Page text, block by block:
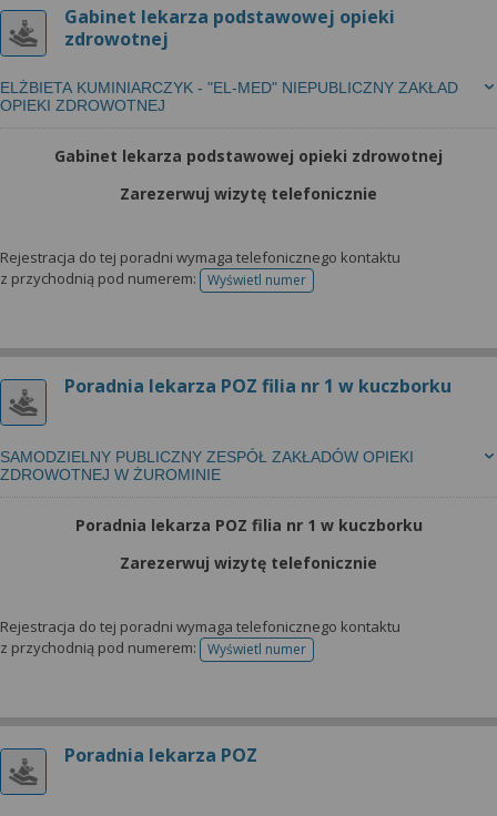
Gabinet lekarza podstawowej opieki
zdrowotnej
ELŻBIETA KUMINIARCZYK - "EL-MED" NIEPUBLICZNY ZAKŁAD
OPIEKI ZDROWOTNEJ
Gabinet lekarza podstawowej opieki zdrowotnej
Zarezerwuj wizytę telefonicznie
Rejestracja do tej poradni wymaga telefonicznego kontaktu
z przychodnią pod numerem:
Wyświetl numertelefonu do rejestracji
Poradnia lekarza POZ filia nr 1 w kuczborku
SAMODZIELNY PUBLICZNY ZESPÓŁ ZAKŁADÓW OPIEKI
ZDROWOTNEJ W ŻUROMINIE
Poradnia lekarza POZ filia nr 1 w kuczborku
Zarezerwuj wizytę telefonicznie
Rejestracja do tej poradni wymaga telefonicznego kontaktu
z przychodnią pod numerem:
Wyświetl numertelefonu do rejestracji
Poradnia lekarza POZ